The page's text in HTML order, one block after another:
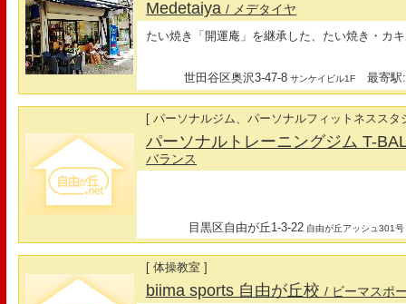
Medetaiya/ メデタイヤ
たい焼き「開運庵」を継承した、たい焼き・カ
世田谷区奥沢3-47-8 サンケイビル1F 最寄駅:
[ パーソナルジム、パーソナルフィットネススタ
パーソナルトレーニングジム T-
バランス
目黒区自由が丘1-3-22 自由が丘アッシュ301号
[ 体操教室 ]
biima sports 自由が丘校/ ビーマスポ